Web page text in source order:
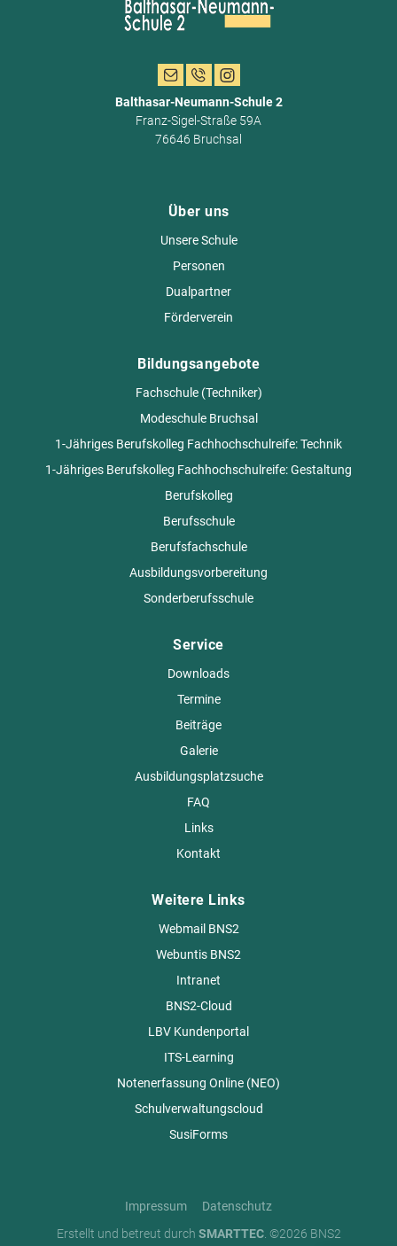
Balthasar-Neumann-Schule 2
Franz-Sigel-Straße 59A
76646 Bruchsal
Über uns
Unsere Schule
Personen
Dualpartner
Förderverein
Bildungsangebote
Fachschule (Techniker)
Modeschule Bruchsal
1-Jähriges Berufskolleg Fachhochschulreife: Technik
1-Jähriges Berufskolleg Fachhochschulreife: Gestaltung
Berufskolleg
Berufsschule
Berufsfachschule
Ausbildungsvorbereitung
Sonderberufsschule
Service
Downloads
Termine
Beiträge
Galerie
Ausbildungsplatzsuche
FAQ
Links
Kontakt
Weitere Links
Webmail BNS2
Webuntis BNS2
Intranet
BNS2-Cloud
LBV Kundenportal
ITS-Learning
Notenerfassung Online (NEO)
Schulverwaltungscloud
SusiForms
Impressum
Datenschutz
Erstellt und betreut durch SMARTTEC. ©2026 BNS2